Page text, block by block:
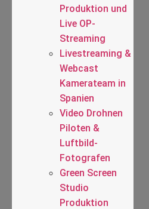
Produktion und
Live OP-
Streaming
Livestreaming &
Webcast
Kamerateam in
Spanien
Video Drohnen
Piloten &
Luftbild-
Fotografen
Green Screen
Studio
Produktion